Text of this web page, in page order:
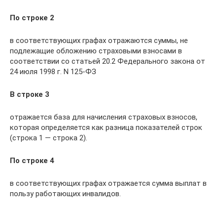
По строке 2
в соответствующих графах отражаются суммы, не
подлежащие обложению страховыми взносами в
соответствии со статьей 20.2 Федерального закона от
24 июля 1998 г. N 125-ФЗ
В строке 3
отражается база для начисления страховых взносов,
которая определяется как разница показателей строк
(строка 1 — строка 2).
По строке 4
в соответствующих графах отражается сумма выплат в
пользу работающих инвалидов.